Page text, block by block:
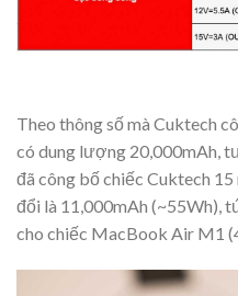
Theo thông số mà Cuktech
có dung lượng 20,000mAh,
đã công bố chiếc Cuktech
đổi là 11,000mAh (~55Wh),
cho chiếc MacBook Air M1